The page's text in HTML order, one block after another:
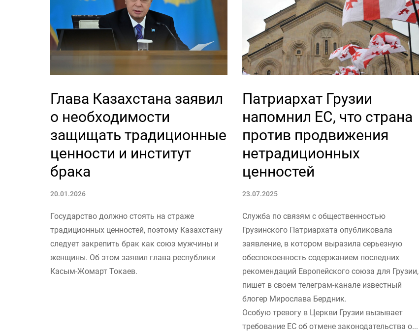
Глава Казахстана заявил
о необходимости
защищать традиционные
ценности и институт
брака
20.01.2026
Государство должно стоять на страже
традиционных ценностей, поэтому Казахстану
следует закрепить брак как союз мужчины и
женщины. Об этом заявил глава республики
Касым-Жомарт Токаев.
Патриархат Грузии
напомнил ЕС, что страна
против продвижения
нетрадиционных
ценностей
23.07.2025
Служба по связям с общественностью
Грузинского Патриархата опубликовала
заявление, в котором выразила серьезную
обеспокоенность содержанием последних
рекомендаций Европейского союза для Грузии,
пишет в своем телеграм-канале известный
блогер Мирослава Бердник.
Особую тревогу в Церкви Грузии вызывает
требование ЕС об отмене законодательства о...